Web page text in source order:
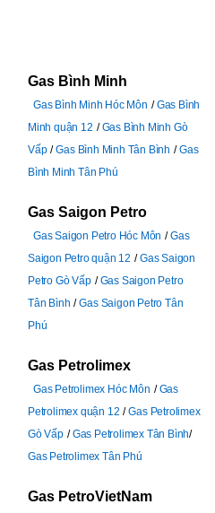
Gas Bình Minh
Gas Bình Minh Hóc Môn
Gas Bình
Minh quận 12
Gas Bình Minh Gò
Vấp
Gas Bình Minh Tân Bình
Gas
Bình Minh Tân Phú
Gas Saigon Petro
Gas Saigon Petro Hóc Môn
Gas
Saigon Petro quận 12
Gas Saigon
Petro Gò Vấp
Gas Saigon Petro
Tân Bình
Gas Saigon Petro Tân
Phú
Gas Petrolimex
Gas Petrolimex Hóc Môn
Gas
Petrolimex quận 12
Gas Petrolimex
Gò Vấp
Gas Petrolimex Tân Bình
Gas Petrolimex Tân Phú
Gas PetroVietNam